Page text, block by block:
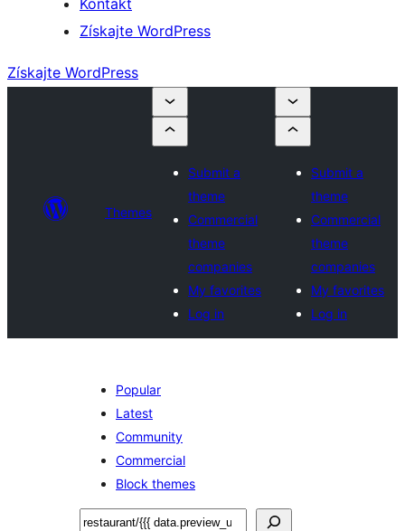
Kontakt
Získajte WordPress
Získajte WordPress
Themes
Submit a
theme
Commercial
theme
companies
My favorites
Log in
Submit a
theme
Commercial
theme
companies
My favorites
Log in
Popular
Latest
Community
Commercial
Block themes
Hľadať